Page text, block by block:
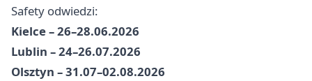
Safety odwiedzi:
Kielce – 26–28.06.2026
Lublin – 24–26.07.2026
Olsztyn – 31.07–02.08.2026